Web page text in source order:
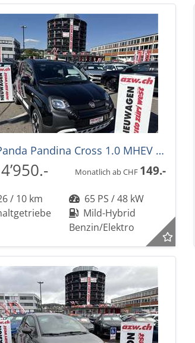
FIAT Panda Pandina Cross 1.0 MHEV -32%!
Monatlich ab CHF 149.-
/ 10 km
65 PS / 48 kW
Mild-Hybrid
Benzin/Elektro